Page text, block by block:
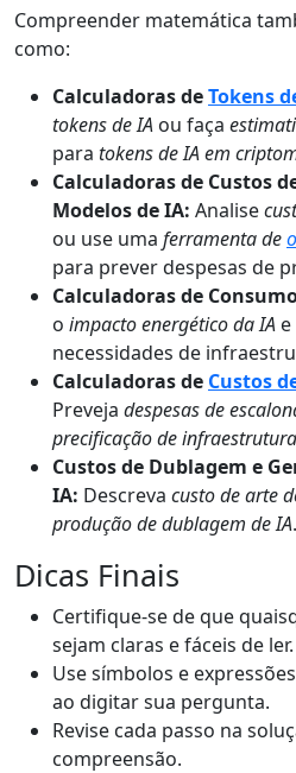
Compreender matemática
como:
Calculadoras deTokens
tokens de IA ou faça
para tokens de IA em
Calculadoras de Custos
Modelos de IA: Analise
ou use uma ferramenta de
para prever despesas de
Calculadoras de
o impacto energético da IA
necessidades de
Calculadoras de Custos
Preveja despesas de
precificação de
Custos de Dublagem e
IA: Descreva custo de arte
produção de dublagem de IA.
Dicas Finais
Certifique-se de que
sejam claras e fáceis de ler.
Use símbolos e
ao digitar sua pergunta.
Revise cada passo na
compreensão.